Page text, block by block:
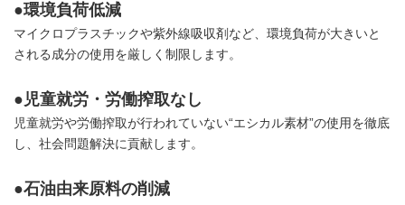
●環境負荷低減
マイクロプラスチックや紫外線吸収剤など、環境負荷が大きいと
される成分の使用を厳しく制限します。
●児童就労・労働搾取なし
児童就労や労働搾取が行われていない“エシカル素材”の使用を徹底
し、社会問題解決に貢献します。
●石油由来原料の削減